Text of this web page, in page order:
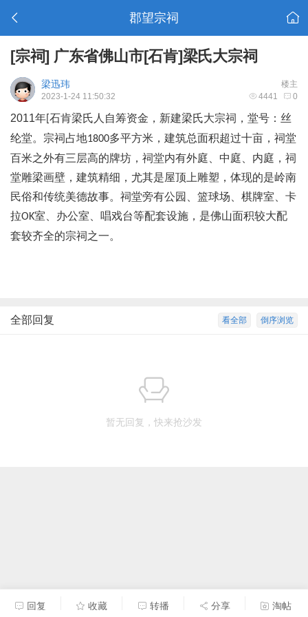
郡望宗祠
[宗祠] 广东省佛山市[石肯]梁氏大宗祠
楼主
梁迅玮
4441 0
2023-1-24 11:50:32
2011年 石肯梁氏人自筹资金，新建梁氏大宗祠，堂号：丝
纶堂。宗祠占地1800多平方米，建筑总面积超过十亩，祠堂
百米之外有三层高的牌坊，祠堂内有外庭、中庭、内庭，祠
堂雕梁画壁，建筑精细，尤其是屋顶上雕塑，体现的是岭南
民俗和传统美德故事。祠堂旁有公园、篮球场、棋牌室、卡
拉OK室、办公室、唱戏台等配套设施，是佛山面积较大配
套较齐全的宗祠之一。
倒序浏览
看全部
全部回复
暂无回复，快来抢沙发
回复 收藏 转播 分享 淘帖